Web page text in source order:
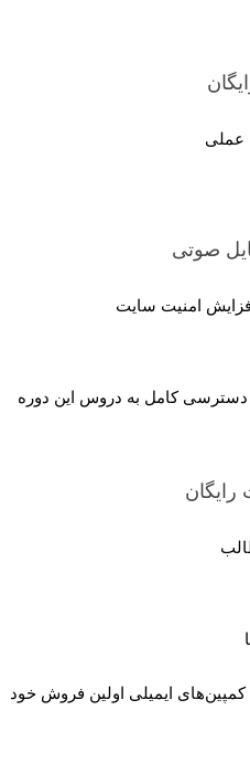
عملی
صوتی
امنیت سایت
کامل به دروس این دوره
رایگان
ایمیلی اولین فروش خود